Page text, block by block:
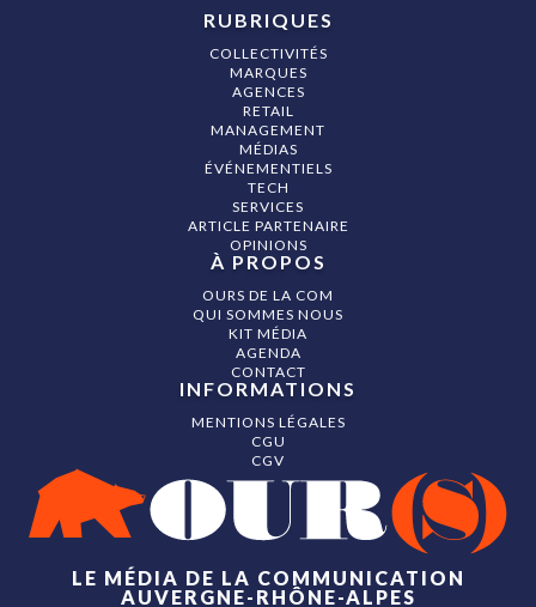
LE MÉDIA DE LA COMMUNICATION
AUVERGNE-RHÔNE-ALPES
RUBRIQUES
COLLECTIVITÉS
MARQUES
AGENCES
RETAIL
MANAGEMENT
MÉDIAS
ÉVÉNEMENTIELS
TECH
SERVICES
ARTICLE PARTENAIRE
OPINIONS
À PROPOS
OURS DE LA COM
QUI SOMMES NOUS
KIT MÉDIA
AGENDA
CONTACT
INFORMATIONS
MENTIONS LÉGALES
CGU
CGV